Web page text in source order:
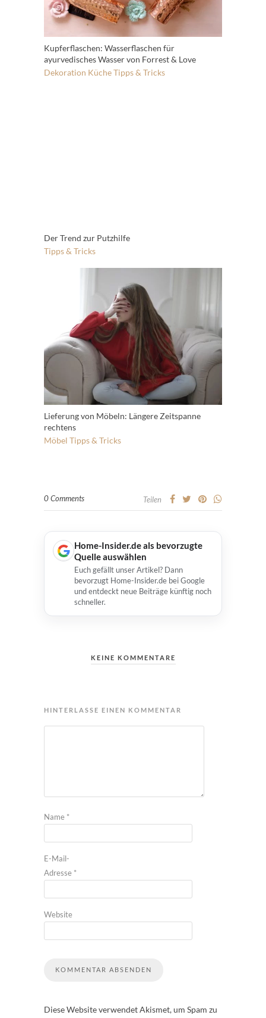
Kupferflaschen: Wasserflaschen für
ayurvedisches Wasser von Forrest & Love
Dekoration KücheTipps & Tricks
Der Trend zur Putzhilfe
Tipps & Tricks
Lieferung von Möbeln: Längere Zeitspanne
rechtens
Möbel Tipps & Tricks
0 Comments Teilen
Home-Insider.de als bevorzugte
Quelle auswählen
Euch gefällt unser Artikel? Dann
bevorzugt Home-Insider.de bei Google
und entdeckt neue Beiträge künftig noch
schneller.
KEINE KOMMENTARE
HINTERLASSE EINEN KOMMENTAR
Name *
E-Mail-
Adresse *
Website
Diese Website verwendet Akismet, um Spam zu